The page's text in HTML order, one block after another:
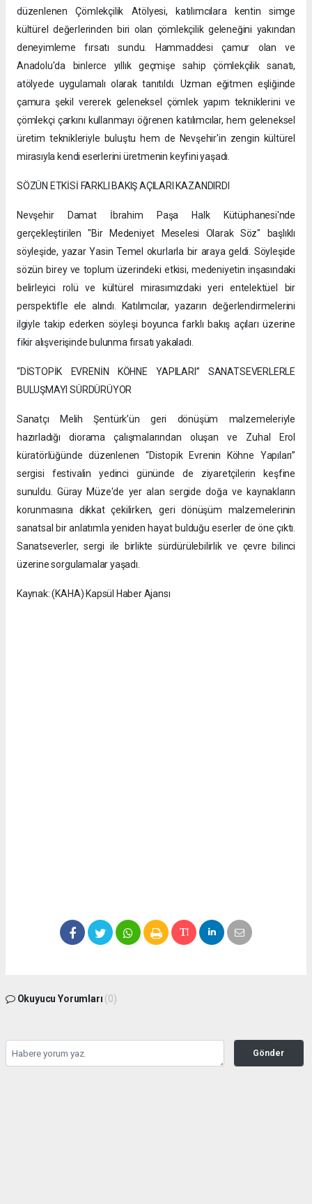
düzenlenen Çömlekçilik Atölyesi, katılımcılara kentin simge
kültürel değerlerinden biri olan çömlekçilik geleneğini yakından
deneyimleme fırsatı sundu. Hammaddesi çamur olan ve
Anadolu'da binlerce yıllık geçmişe sahip çömlekçilik sanatı,
atölyede uygulamalı olarak tanıtıldı. Uzman eğitmen eşliğinde
çamura şekil vererek geleneksel çömlek yapım tekniklerini ve
çömlekçi çarkını kullanmayı öğrenen katılımcılar, hem geleneksel
üretim teknikleriyle buluştu hem de Nevşehir'in zengin kültürel
mirasıyla kendi eserlerini üretmenin keyfini yaşadı.
SÖZÜN ETKİSİ FARKLI BAKIŞ AÇILARI KAZANDIRDI
Nevşehir Damat İbrahim Paşa Halk Kütüphanesi'nde
gerçekleştirilen "Bir Medeniyet Meselesi Olarak Söz" başlıklı
söyleşide, yazar Yasin Temel okurlarla bir araya geldi. Söyleşide
sözün birey ve toplum üzerindeki etkisi, medeniyetin inşasındaki
belirleyici rolü ve kültürel mirasımızdaki yeri entelektüel bir
perspektifle ele alındı. Katılımcılar, yazarın değerlendirmelerini
ilgiyle takip ederken söyleşi boyunca farklı bakış açıları üzerine
fikir alışverişinde bulunma fırsatı yakaladı.
“DİSTOPİK EVRENİN KÖHNE YAPILARI” SANATSEVERLERLE
BULUŞMAYI SÜRDÜRÜYOR
Sanatçı Melih Şentürk’ün geri dönüşüm malzemeleriyle
hazırladığı diorama çalışmalarından oluşan ve Zuhal Erol
küratörlüğünde düzenlenen “Distopik Evrenin Köhne Yapıları”
sergisi festivalin yedinci gününde de ziyaretçilerin keşfine
sunuldu. Güray Müze'de yer alan sergide doğa ve kaynakların
korunmasına dikkat çekilirken, geri dönüşüm malzemelerinin
sanatsal bir anlatımla yeniden hayat bulduğu eserler de öne çıktı.
Sanatseverler, sergi ile birlikte sürdürülebilirlik ve çevre bilinci
üzerine sorgulamalar yaşadı.
Kaynak: (KAHA) Kapsül Haber Ajansı
Okuyucu Yorumları (0)
Gönder